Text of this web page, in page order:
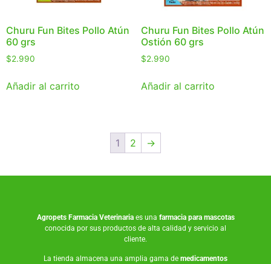
Churu Fun Bites Pollo Atún
60 grs
$2.990
Añadir al carrito
Churu Fun Bites Pollo Atún
Ostión 60 grs
$2.990
Añadir al carrito
1 2 →
Agropets Farmacia Veterinariaes una farmacia para mascotas
conocida por sus productos de alta calidad y servicio al
cliente.
La tienda almacena una amplia gama de medicamentos